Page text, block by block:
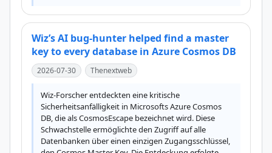
Wiz’s AI bug-hunter helped find a master
key to every database in Azure Cosmos DB
2026-07-30 Thenextweb
Wiz-Forscher entdeckten eine kritische
Sicherheitsanfälligkeit in Microsofts Azure Cosmos
DB, die als CosmosEscape bezeichnet wird. Diese
Schwachstelle ermöglichte den Zugriff auf alle
Datenbanken über einen einzigen Zugangsschlüssel,